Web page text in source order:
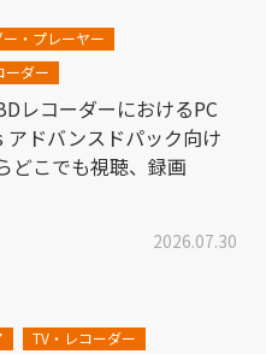
ー・プレーヤー
ーダー
レコーダーにおけるPC
アドバンスドパック向け
どこでも視聴、録画
2026.07.30
TV・レコーダー